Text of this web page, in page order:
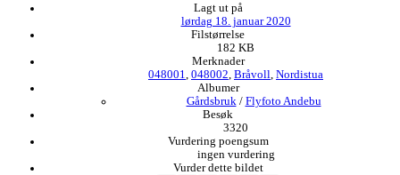
Lagt ut på
lørdag 18. januar 2020
Filstørrelse
182 KB
Merknader
048001
048002 Bråvoll Nordistua
Albumer
Gårdsbruk / Flyfoto Andebu
Besøk
3320
Vurdering poengsum
ingen vurdering
Vurder dette bildet